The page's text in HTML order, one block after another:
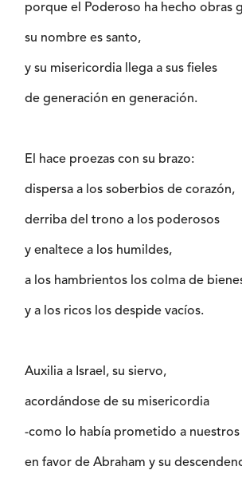
porque el Poderoso ha hecho obras
su nombre es santo,
y su misericordia llega a sus fieles
de generación en generación.
El hace proezas con su brazo:
dispersa a los soberbios de corazón,
derriba del trono a los poderosos
y enaltece a los humildes,
a los hambrientos los colma de
y a los ricos los despide vacíos.
Auxilia a Israel, su siervo,
acordándose de su misericordia
-como lo había prometido a nuestros
en favor de Abraham y su